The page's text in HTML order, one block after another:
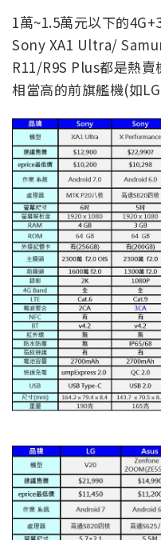
1萬~1.5萬元以下的
Sony XA1 Ultra/
R11/R9S Plus都是熱
相當高的前旗艦機(如